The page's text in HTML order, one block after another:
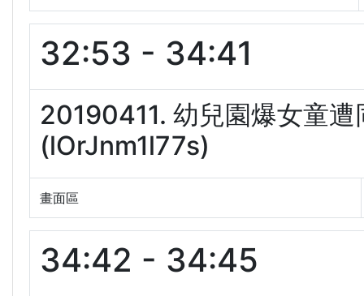
32:53 - 34:41
20190411. 幼兒園爆女童
(lOrJnm1l77s)
畫面區
34:42 - 34:45